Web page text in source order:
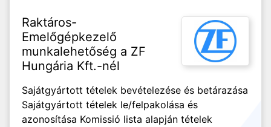
Raktáros-
Emelőgépkezelő
munkalehetőség a ZF
Hungária Kft.-nél
Sajátgyártott tételek bevételezése és betárazása
Sajátgyártott tételek le/felpakolása és
azonosítása Komissió lista alapján tételek